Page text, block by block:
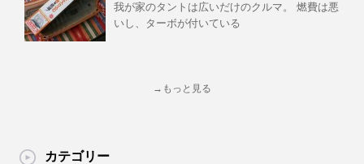
我が家のタントは広いだけのクルマ。 燃費は悪
いし、ターボが付いている
→もっと見る
カテゴリー